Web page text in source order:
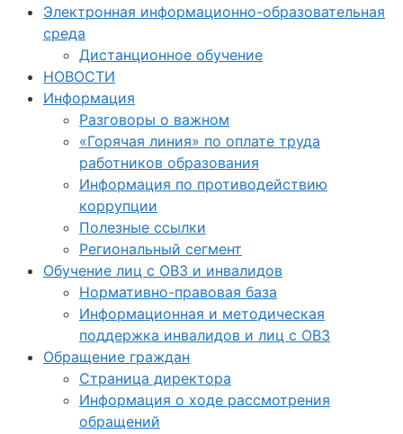
Электронная информационно-образовательная
среда
Дистанционное обучение
НОВОСТИ
Информация
Разговоры о важном
«Горячая линия» по оплате труда
работников образования
Информация по противодействию
коррупции
Полезные ссылки
Региональный сегмент
Обучение лиц с ОВЗ и инвалидов
Нормативно-правовая база
Информационная и методическая
поддержка инвалидов и лиц с ОВЗ
Обращение граждан
Страница директора
Информация о ходе рассмотрения
обращений